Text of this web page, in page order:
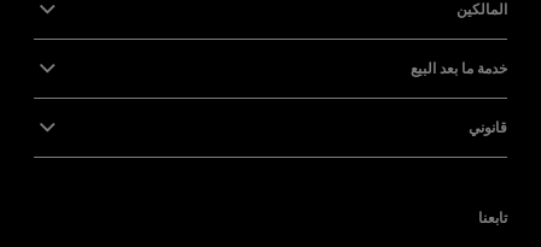
المالكين
خدمة ما بعد البيع
قانوني
تابعنا